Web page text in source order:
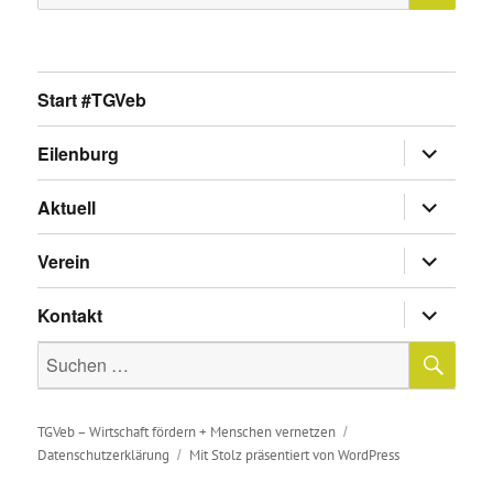
nach:
Start #TGVeb
Eilenburg
anzeigen
Aktuell
anzeigen
Verein
anzeigen
Kontakt
anzeigen
Suche
nach:
TGVeb – Wirtschaft fördern + Menschen vernetzen
Datenschutzerklärung
Mit Stolz präsentiert von WordPress